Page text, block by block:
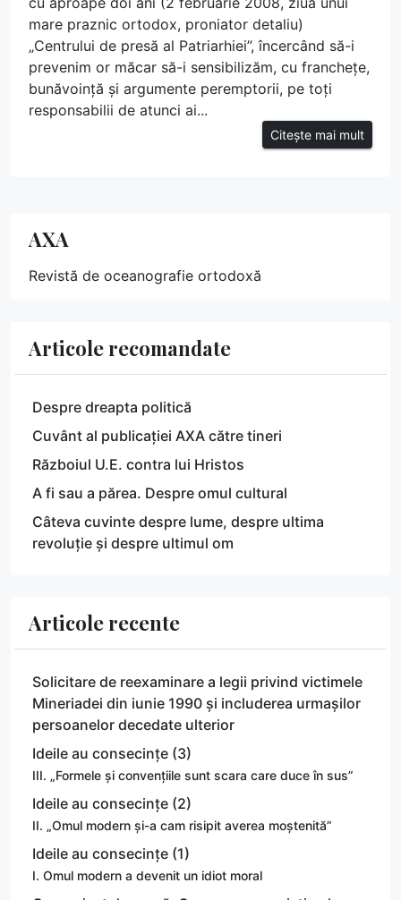
mare praznic ortodox, proniator detaliu)
„Centrului de presă al Patriarhiei”, încercând să-i
prevenim or măcar să-i sensibilizăm, cu franchețe,
bunăvoință și argumente peremptorii, pe toți
responsabilii de atunci ai...
Citește mai mult
AXA
Revistă de oceanografie ortodoxă
Articole recomandate
Despre dreapta politică
Cuvânt al publicației AXA către tineri
Războiul U.E. contra lui Hristos
A fi sau a părea. Despre omul cultural
Câteva cuvinte despre lume, despre ultima
revoluție și despre ultimul om
Articole recente
Solicitare de reexaminare a legii privind victimele
Mineriadei din iunie 1990 și includerea urmașilor
persoanelor decedate ulterior
Ideile au consecințe (3)
III. „Formele și convențiile sunt scara care duce în sus”
Ideile au consecințe (2)
II. „Omul modern și-a cam risipit averea moștenită”
Ideile au consecințe (1)
I. Omul modern a devenit un idiot moral